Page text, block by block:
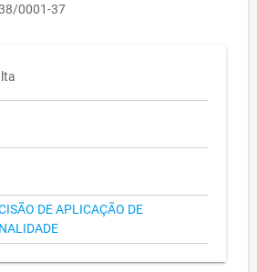
0001-37
DE APLICAÇÃO DE